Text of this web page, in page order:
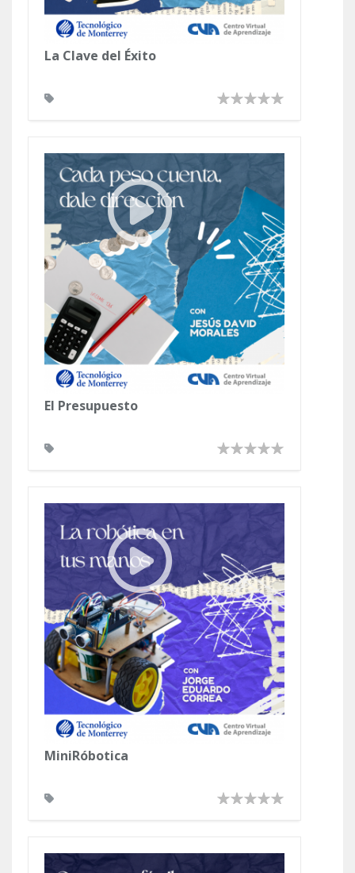
La Clave del Éxito
El Presupuesto
MiniRóbotica